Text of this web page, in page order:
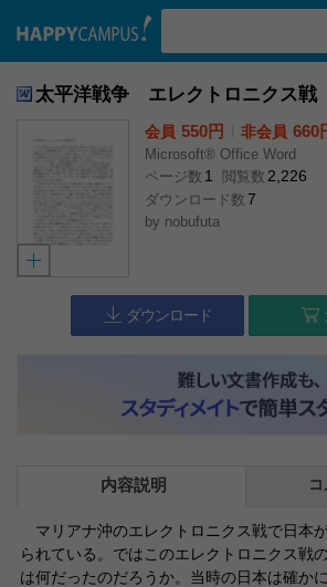
太平洋戦争 エレクトロニクス戦
会員 550円 非会員 660
Microsoft® Office Word
ページ数 1 閲覧数 2,226
ダウンロード数 7
by nobufuta
ダウンロード
内容説明 コ
マリアナ沖のエレクトロニクス戦で日本
られている。ではこのエレクトロニクス戦
は何だったのだろうか。当時の日本は確か